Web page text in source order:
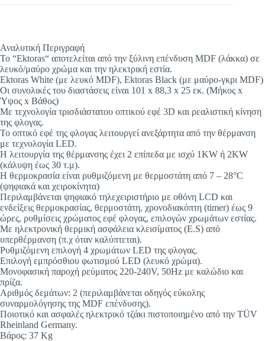
Αναλυτική Περιγραφή
To “Ektoras“ αποτελείται από την ξύλινη επένδυση MDF (λάκκα) σε
λευκό/μαύρο χρώμα και την ηλεκτρική εστία.
Ektoras White (με λευκό MDF), Ektoras Black (με μαύρο-γκρι MDF)
Οι συνολικές του διαστάσεις είναι 101 x 88,3 x 25 εκ. (Μήκος x
Ύψος x Βάθος)
Με τεχνολογία τρισδιάστατου οπτικού εφέ 3D και ρεαλιστική κίνηση
της φλογας.
Το οπτικό εφέ της φλογας λειτουργεί ανεξάρτητα από την θέρμανση
με τεχνολογία LED.
Η λειτουργία της θέρμανσης έχει 2 επίπεδα με ισχύ 1KW ή 2KW
(κάλυψη έως 30 τ.μ).
Η θερμοκρασία είναι ρυθμιζόμενη με θερμοστάτη από 7 – 28°C
(ψηφιακά και χειροκίνητα)
Περιλαμβάνεται ψηφιακό τηλεχειριστήριο με οθόνη LCD και
ενδείξεις θερμοκρασίας, θερμοστάτη, χρονοδιακόπτη (timer) έως 9
ώρες, ρυθμίσεις χρώματος εφέ φλογας, επιλογών χρωμάτων εστίας.
Με ηλεκτρονική θερμική ασφάλεια κλεισίματος (E.S) από
υπερθέρμανση (π.χ όταν καλύπτεται).
Ρυθμιζόμενη επιλογή 4 χρωμάτων LED της φλογας.
Επιλογή εμπρόσθιου φωτισμού LED (λευκό χρώμα).
Μονοφασική παροχή ρεύματος 220-240V, 50Hz με καλώδιο και
πρίζα.
Αριθμός δεμάτων: 2 (περιλαμβάνεται οδηγός εύκολης
συναρμολόγησης της MDF επένδυσης).
Ποιοτικό και ασφαλές ηλεκτρικό τζάκι πιστοποιημένο από την TÜV
Rheinland Germany.
Βάρος: 37 Kg